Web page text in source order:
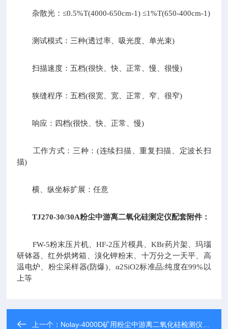
杂散光：≤0.5%T(4000-650cm-1) ≤1%T(650-400cm-1)
测试模式：三种(透过率、吸光度、单光束)
扫描速度：五档(很快、快、正常、慢、很慢)
狭缝程序：五档(很宽、宽、正常、窄、很窄)
响应：四档(很快、快、正常、慢)
工作方式：三种：(连续扫描、重复扫描、定波长扫
描)
横、纵坐标扩展：任意
TJ270-30/30A粉尘中游离二氧化硅测定仪配套附件：
FW-5粉末压片机、HF-2压片模具、KBr药片架、玛瑙
研钵器、红外烘烤箱、溴化钾粉末、十万分之一天平、高
温电炉、粉尘采样器(防爆)、α2SiO2标准品:纯度在99%以
上等
上一个： Nolay-4000D矿用粉尘中游离二氧化硅检测仪 红外光谱仪